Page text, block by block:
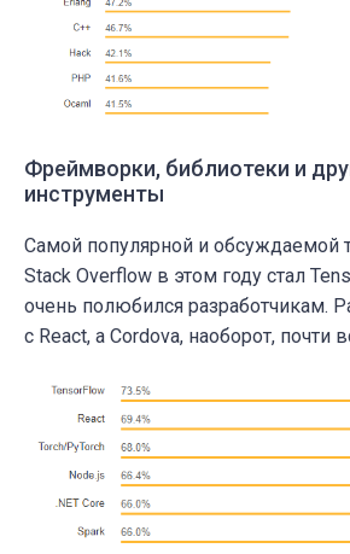
Фреймворки, библиотеки и
инструменты
Самой популярной и обсуждаемой
Stack Overflow в этом году стал
очень полюбился разработчикам.
с React, а Cordova, наоборот, почти